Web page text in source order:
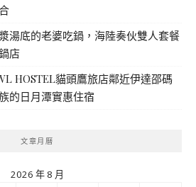
湯底的老婆吃鍋，海陸奏伙雙人套餐
店
HOSTEL貓頭鷹旅店鄰近伊達邵碼
的日月潭實惠住宿
文章月曆
2026 年 8 月